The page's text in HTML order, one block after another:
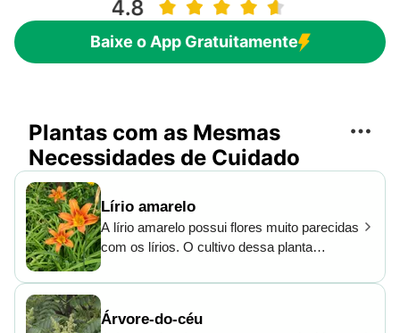
Baixe o App Gratuitamente
Plantas com as Mesmas
Necessidades de Cuidado
Lírio amarelo
A lírio amarelo possui flores muito parecidas
com os lírios. O cultivo dessa planta
Como a lírio amarelo é resistente até em
em parques de todo o Brasil.
Árvore-do-céu